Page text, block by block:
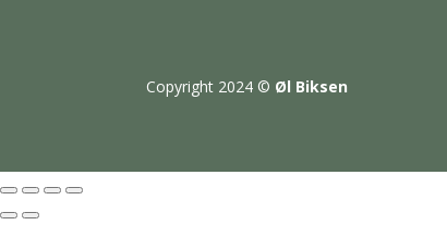
Copyright 2024© Øl Biksen